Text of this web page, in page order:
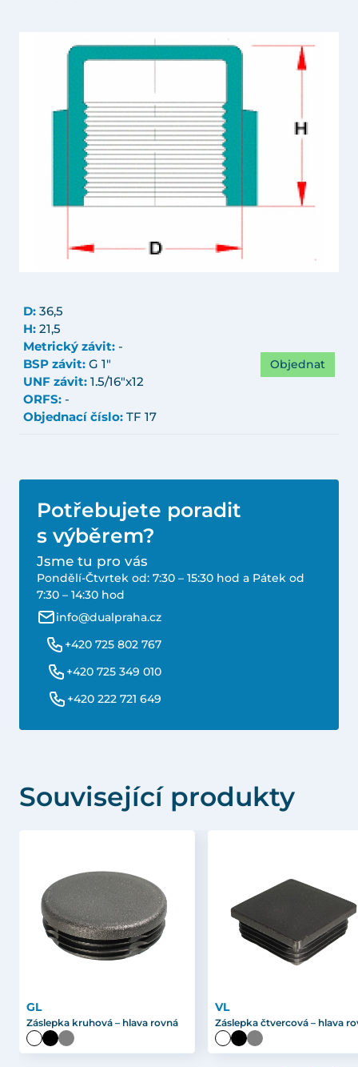
D: 36,5
H: 21,5
Metrický závit: -
BSP závit: G 1"
UNF závit: 1.5/16"x12
ORFS: -
Objednací číslo: TF 17
Objednat
Potřebujete poradit
s výběrem?
Jsme tu pro vás
Pondělí-Čtvrtek od: 7:30 – 15:30 hod a Pátek od
7:30 – 14:30 hod
info@dualpraha.cz
+420 725 802 767
+420 725 349 010
+420 222 721 649
Související produkty
GL
Záslepka kruhová – hlava rovná
VL
Záslepka čtvercová – hlava